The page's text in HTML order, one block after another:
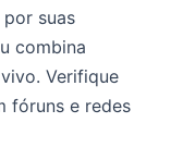
suas
combina
Verifique
fóruns e redes